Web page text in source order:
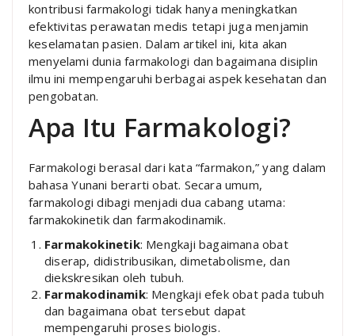
kontribusi farmakologi tidak hanya meningkatkan
efektivitas perawatan medis tetapi juga menjamin
keselamatan pasien. Dalam artikel ini, kita akan
menyelami dunia farmakologi dan bagaimana disiplin
ilmu ini mempengaruhi berbagai aspek kesehatan dan
pengobatan.
Apa Itu Farmakologi?
Farmakologi berasal dari kata “farmakon,” yang dalam
bahasa Yunani berarti obat. Secara umum,
farmakologi dibagi menjadi dua cabang utama:
farmakokinetik dan farmakodinamik.
Farmakokinetik: Mengkaji bagaimana obat
diserap, didistribusikan, dimetabolisme, dan
diekskresikan oleh tubuh.
Farmakodinamik: Mengkaji efek obat pada tubuh
dan bagaimana obat tersebut dapat
mempengaruhi proses biologis.